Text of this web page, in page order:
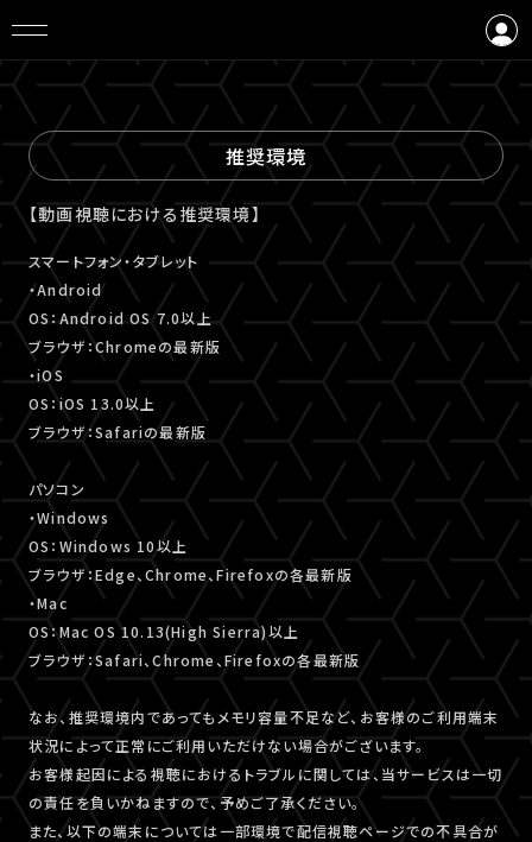
会員登録
推奨環境
【動画視聴における推奨環境】
スマートフォン・タブレット
・Android
OS：Android OS 7.0以上
ブラウザ：Chromeの最新版
・iOS
OS：iOS 13.0以上
ブラウザ：Safariの最新版
パソコン
・Windows
OS：Windows 10以上
ブラウザ：Edge、Chrome、Firefoxの各最新版
・Mac
OS：Mac OS 10.13(High Sierra)以上
ブラウザ：Safari、Chrome、Firefoxの各最新版
なお、推奨環境内であってもメモリ容量不足など、お客様のご利用端末
状況によって正常にご利用いただけない場合がございます。
お客様起因による視聴におけるトラブルに関しては、当サービスは一切
の責任を負いかねますので、予めご了承ください。
また、以下の端末については一部環境で配信視聴ページでの不具合が